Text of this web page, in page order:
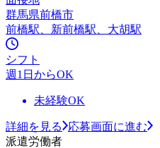
群馬県前橋市
前橋駅、新前橋駅、大胡駅
シフト
週1日からOK
未経験OK
詳細を見る
応募画面に進む
派遣労働者